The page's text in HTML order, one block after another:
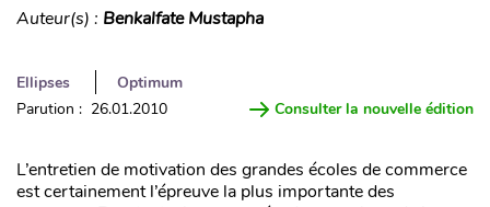
Auteur(s) : Benkalfate Mustapha
Ellipses
Optimum
Parution : 26.01.2010
Consulter la nouvelle édition
L’entretien de motivation des grandes écoles de commerce
est certainement l’épreuve la plus importante des